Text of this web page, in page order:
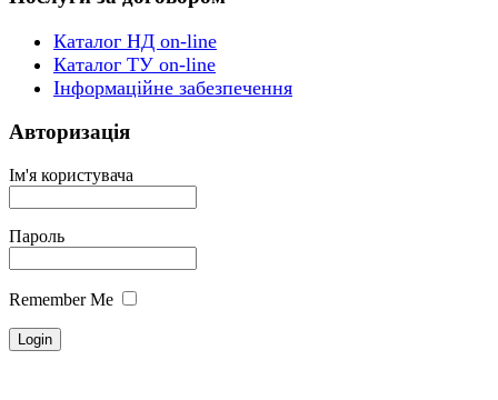
Каталог НД on-line
Каталог ТУ on-line
Інформаційне забезпечення
Авторизація
Ім'я користувача
Пароль
Remember Me